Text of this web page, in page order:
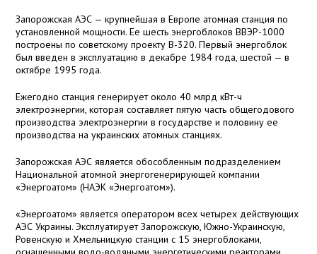
Запорожская АЭС — крупнейшая в Европе атомная станция по
установленной мощности. Ее шесть энергоблоков ВВЭР-1000
построены по советскому проекту В-320. Первый энергоблок
был введен в эксплуатацию в декабре 1984 года, шестой — в
октябре 1995 года.
Ежегодно станция генерирует около 40 млрд кВт-ч
электроэнергии, которая составляет пятую часть общегодового
производства электроэнергии в государстве и половину ее
производства на украинских атомных станциях.
Запорожская АЭС является обособленным подразделением
Национальной атомной энергогенерирующей компании
«Энергоатом» (НАЭК «Энергоатом»).
«Энергоатом» является оператором всех четырех действующих
АЭС Украины. Эксплуатирует Запорожскую, Южно-Украинскую,
Ровенскую и Хмельницкую станции с 15 энергоблоками,